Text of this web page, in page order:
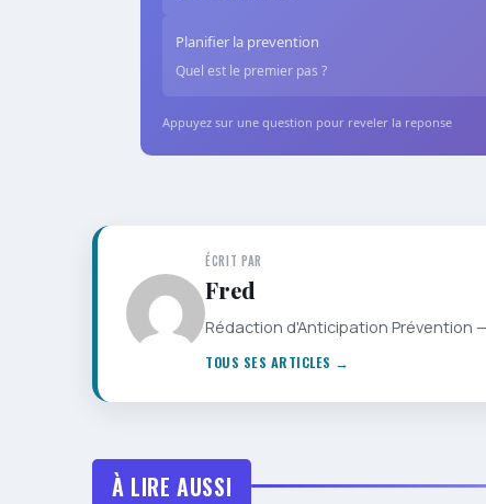
Planifier la prevention
Quel est le premier pas ?
Appuyez sur une question pour reveler la reponse
ÉCRIT PAR
Fred
Rédaction d'Anticipation Prévention
TOUS SES ARTICLES →
À LIRE AUSSI